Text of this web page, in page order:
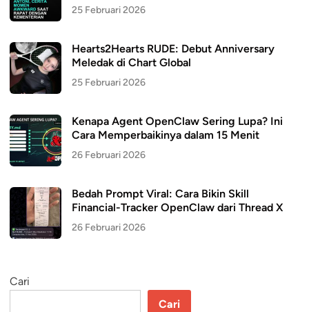
25 Februari 2026
Hearts2Hearts RUDE: Debut Anniversary
Meledak di Chart Global
25 Februari 2026
Kenapa Agent OpenClaw Sering Lupa? Ini
Cara Memperbaikinya dalam 15 Menit
26 Februari 2026
Bedah Prompt Viral: Cara Bikin Skill
Financial-Tracker OpenClaw dari Thread X
26 Februari 2026
Cari
Cari